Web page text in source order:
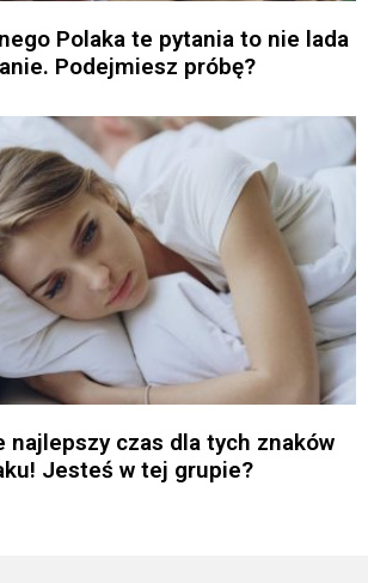
Polaka te pytania to nie lada
Podejmiesz próbę?
najlepszy czas dla tych znaków
Jesteś w tej grupie?